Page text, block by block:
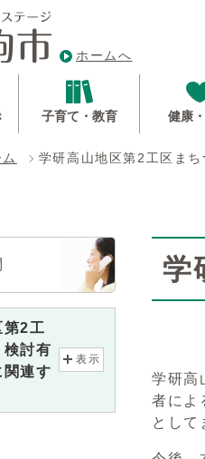
ホームへ
子育て・教育 健康
学研高山地区第2工区ま
学
学研高
者によ
として
第2工
検討有
連す
表示